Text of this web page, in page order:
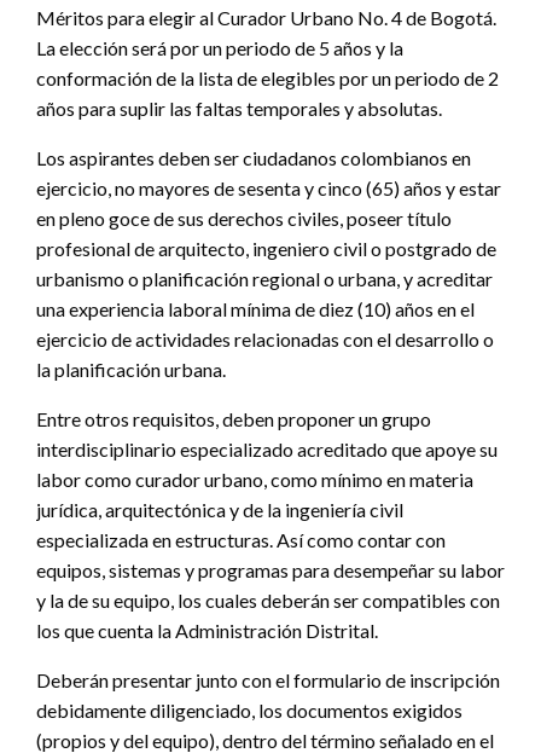
Méritos para elegir al Curador Urbano No. 4 de Bogotá.
La elección será por un periodo de 5 años y la
conformación de la lista de elegibles por un periodo de 2
años para suplir las faltas temporales y absolutas.
Los aspirantes deben ser ciudadanos colombianos en
ejercicio, no mayores de sesenta y cinco (65) años y estar
en pleno goce de sus derechos civiles, poseer título
profesional de arquitecto, ingeniero civil o postgrado de
urbanismo o planificación regional o urbana, y acreditar
una experiencia laboral mínima de diez (10) años en el
ejercicio de actividades relacionadas con el desarrollo o
la planificación urbana.
Entre otros requisitos, deben proponer un grupo
interdisciplinario especializado acreditado que apoye su
labor como curador urbano, como mínimo en materia
jurídica, arquitectónica y de la ingeniería civil
especializada en estructuras. Así como contar con
equipos, sistemas y programas para desempeñar su labor
y la de su equipo, los cuales deberán ser compatibles con
los que cuenta la Administración Distrital.
Deberán presentar junto con el formulario de inscripción
debidamente diligenciado, los documentos exigidos
(propios y del equipo), dentro del término señalado en el